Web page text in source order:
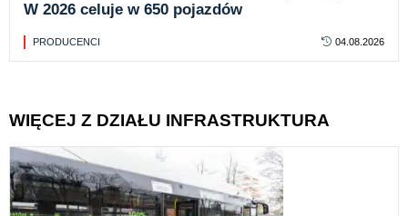
W 2026 celuje w 650 pojazdów
PRODUCENCI 04.08.2026
WIĘCEJ Z DZIAŁU INFRASTRUKTURA